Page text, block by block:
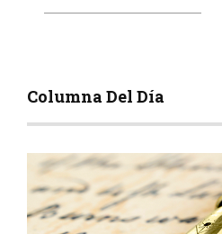
Columna Del Día